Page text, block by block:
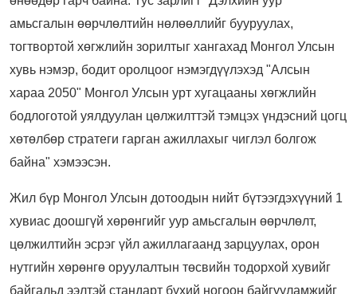
амьсгалын өөрчлөлтийн нөлөөллийг бууруулах,
тогтвортой хөгжлийн зорилтыг хангахад Монгол Улсын
хувь нэмэр, бодит оролцоог нэмэгдүүлэхэд "Алсын
хараа 2050" Монгол Улсын урт хугацааны хөгжлийн
бодлоготой уялдуулан цөлжилттэй тэмцэх үндэсний цогц
хөтөлбөр стратеги гарган ажиллахыг чиглэл болгож
байна" хэмээсэн.
Жил бүр Монгол Улсын дотоодын нийт бүтээгдэхүүний 1
хувиас доошгүй хөрөнгийг уур амьсгалын өөрчлөлт,
цөлжилтийн эсрэг үйл ажиллагаанд зарцуулах, орон
нутгийн хөрөнгө оруулалтын төсвийн тодорхой хувийг
байгальд ээлтэй стандарт бүхий ногоон байгууламжийг